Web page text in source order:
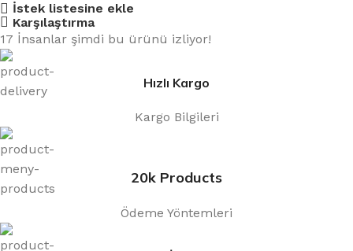
İstek listesine ekle
Karşılaştırma
17 İnsanlar şimdi bu ürünü izliyor!
Hızlı Kargo
Kargo Bilgileri
20k Products
Ödeme Yöntemleri